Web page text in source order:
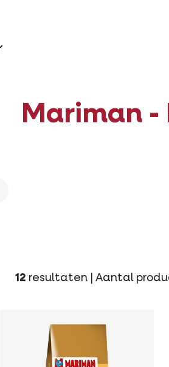
Mariman -
12 resultaten | Aantal